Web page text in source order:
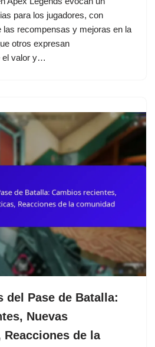
para los jugadores, con
las recompensas y mejoras en la
otros expresan
el valor y…
del Pase de Batalla:
Nuevas
de la